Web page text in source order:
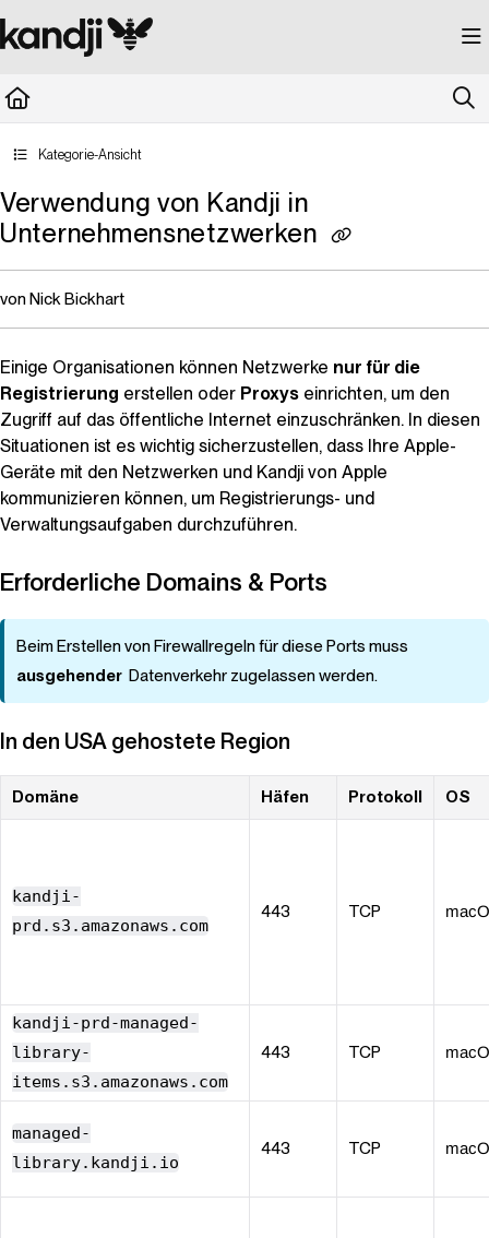
Documentation Index
Fetch the complete documentation index at: https://kandji.document360.io/
Kategorie-Ansicht
Verwendung von Kandji in
Unternehmensnetzwerken
von Nick Bickhart
Einige Organisationen können Netzwerke nur für die
Registrierung erstellen oder Proxys einrichten, um den
Zugriff auf das öffentliche Internet einzuschränken. In diesen
Situationen ist es wichtig sicherzustellen, dass Ihre Apple-
Geräte mit den Netzwerken und Kandji von Apple
kommunizieren können, um Registrierungs- und
Verwaltungsaufgaben durchzuführen.
Erforderliche Domains & Ports
Beim Erstellen von Firewallregeln für diese Ports muss
ausgehender Datenverkehr zugelassen werden.
In den USA gehostete Region
Domäne Häfen Protokoll OS
kandji-
prd.s3.amazonaws.com
443 TCP
kandji-prd-managed-
library-
items.s3.amazonaws.com
443 TCP
managed-
library.kandji.io
443 TCP